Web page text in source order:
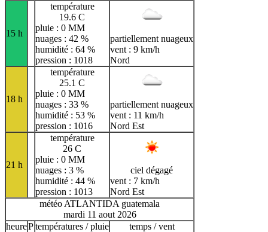
15 h
température
19.6 C
pluie : 0 MM
nuages : 42 %
humidité : 64 %
pression : 1018
partiellement nuageux
vent : 9 km/h
Nord
18 h
température
25.1 C
pluie : 0 MM
nuages : 33 %
humidité : 53 %
pression : 1016
partiellement nuageux
vent : 11 km/h
Nord Est
21 h
température
26 C
pluie : 0 MM
nuages : 3 %
humidité : 44 %
pression : 1013
ciel dégagé
vent : 7 km/h
Nord Est
météo ATLANTIDA guatemala
mardi 11 aout 2026
heurePtempératures / pluie temps / vent